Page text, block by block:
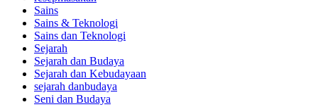
Sains
Sains & Teknologi
Sains dan Teknologi
Sejarah
Sejarah dan Budaya
Sejarah dan Kebudayaan
sejarah danbudaya
Seni dan Budaya